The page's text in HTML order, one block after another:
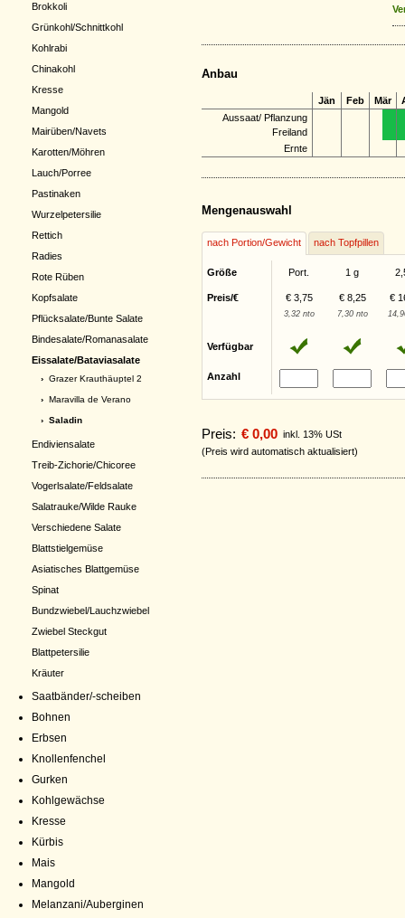
Brokkoli
Grünkohl/Schnittkohl
Kohlrabi
Chinakohl
Kresse
Mangold
Mairüben/Navets
Karotten/Möhren
Lauch/Porree
Pastinaken
Wurzelpetersilie
Rettich
Radies
Rote Rüben
Kopfsalate
Pflücksalate/Bunte Salate
Bindesalate/Romanasalate
Eissalate/Bataviasalate
› Grazer Krauthäuptel 2
› Maravilla de Verano
› Saladin
Endiviensalate
Treib-Zichorie/Chicoree
Vogerlsalate/Feldsalate
Salatrauke/Wilde Rauke
Verschiedene Salate
Blattstielgemüse
Asiatisches Blattgemüse
Spinat
Bundzwiebel/Lauchzwiebel
Zwiebel Steckgut
Blattpetersilie
Kräuter
Saatbänder/-scheiben
Bohnen
Erbsen
Knollenfenchel
Gurken
Kohlgewächse
Kresse
Kürbis
Mais
Mangold
Melanzani/Auberginen
Anbau
Jän Feb Mär
Aussaat/ Pflanzung
Freiland
Ernte
Mengenauswahl
nach Portion/Gewicht nach Topfpillen
Größe Port. 1 g
Preis/€ € 3,75 € 8,25 €
3,32 nto 7,30 nto
Verfügbar
Anzahl
Preis: € 0,00 inkl. 13% USt
(Preis wird automatisch aktualisiert)